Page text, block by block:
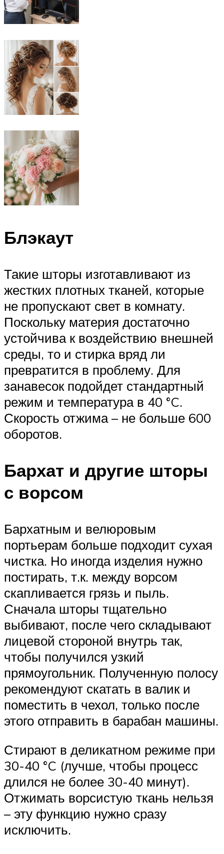
Блэкаут
Такие шторы изготавливают из
жестких плотных тканей, которые
не пропускают свет в комнату.
Поскольку материя достаточно
устойчива к воздействию внешней
среды, то и стирка вряд ли
превратится в проблему. Для
занавесок подойдет стандартный
режим и температура в 40 °C.
Скорость отжима – не больше 600
оборотов.
Бархат и другие шторы
с ворсом
Бархатным и велюровым
портьерам больше подходит сухая
чистка. Но иногда изделия нужно
постирать, т.к. между ворсом
скапливается грязь и пыль.
Сначала шторы тщательно
выбивают, после чего складывают
лицевой стороной внутрь так,
чтобы получился узкий
прямоугольник. Полученную полосу
рекомендуют скатать в валик и
поместить в чехол, только после
этого отправить в барабан машины.
Стирают в деликатном режиме при
30-40 °C (лучше, чтобы процесс
длился не более 30-40 минут).
Отжимать ворсистую ткань нельзя
– эту функцию нужно сразу
исключить.